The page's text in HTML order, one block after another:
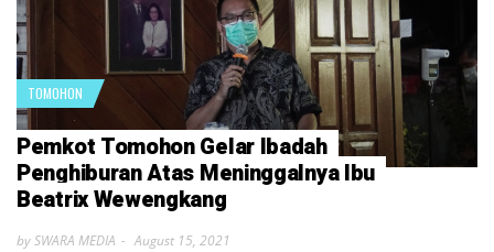
TOMOHON
Pemkot Tomohon Gelar Ibadah
Penghiburan Atas Meninggalnya Ibu
Beatrix Wewengkang
by SWARA MEDIA August 15, 2021